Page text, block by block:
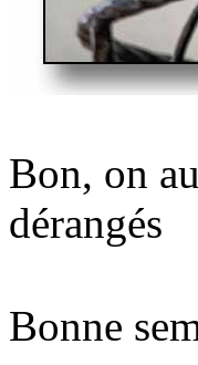
Bon, on
dérangés
Bonne